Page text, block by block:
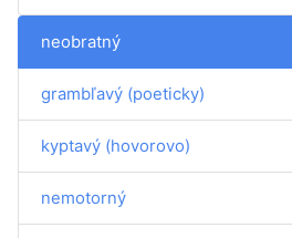
neobratný
grambľavý (poeticky)
kyptavý (hovorovo)
nemotorný